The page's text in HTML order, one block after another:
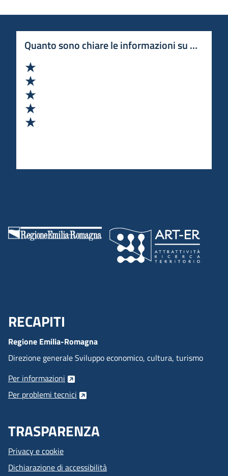
Quanto sono chiare le informazioni su questa
Menu Footer
RECAPITI
Regione Emilia-Romagna
Direzione generale Sviluppo economico, cultura, turismo
Per informazioni
Per problemi tecnici
TRASPARENZA
Privacy e cookie
Dichiarazione di accessibilità